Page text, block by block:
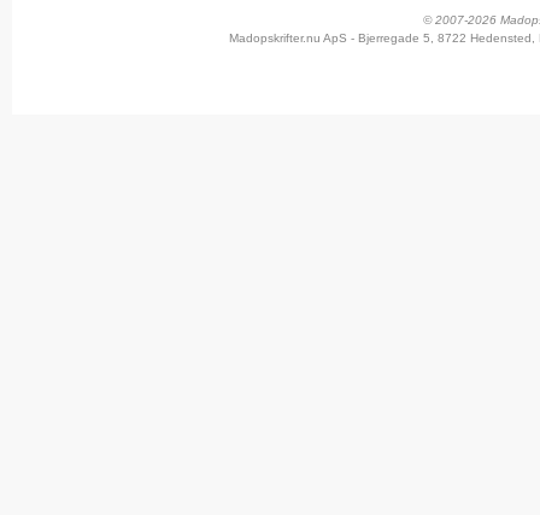
© 2007-2026
Madopskrifter.nu ApS - Bjerregade 5, 8722